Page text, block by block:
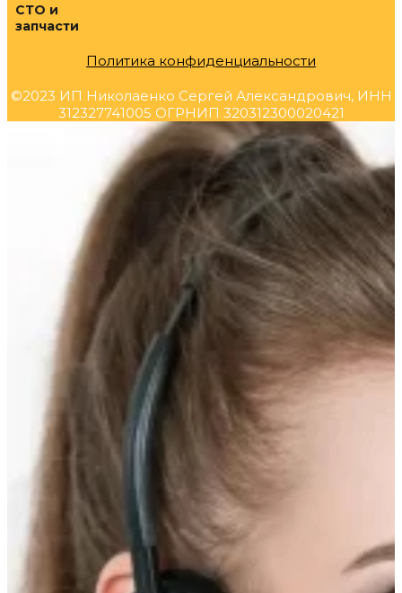
СТО и
запчасти
Политика конфиденциальности
©2023 ИП Николаенко Сергей Александрович, ИНН
312327741005 ОГРНИП 320312300020421